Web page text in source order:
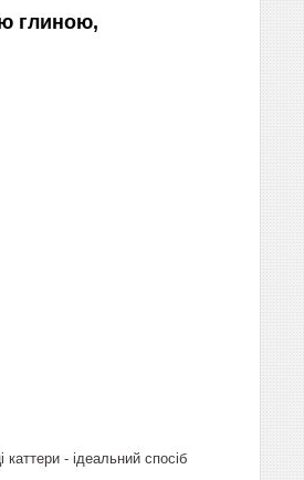
глиною,
- ідеальний спосіб